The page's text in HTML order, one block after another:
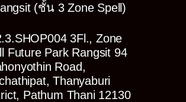
(ชั้น 3 Zone Spell)
3Fl., Zone
Future Park Rangsit 94
Road,
Thanyaburi
Pathum Thani 12130